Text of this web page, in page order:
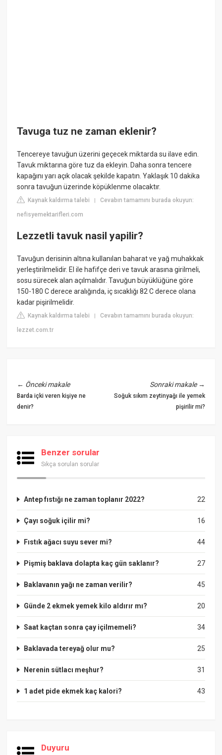
Tavuga tuz ne zaman eklenir?
Tencereye tavuğun üzerini geçecek miktarda su ilave edin.
Tavuk miktarına göre tuz da ekleyin. Daha sonra tencere
kapağını yarı açık olacak şekilde kapatın. Yaklaşık 10 dakika
sonra tavuğun üzerinde köpüklenme olacaktır.
Kaynak kaldırma talebi |Cevabın tamamını burada okuyun:
nefisyemektarifleri.com
Lezzetli tavuk nasil yapilir?
Tavuğun derisinin altına kullanılan baharat ve yağ muhakkak
yerleştirilmelidir. El ile hafifçe deri ve tavuk arasına girilmeli,
sosu sürecek alan açılmalıdır. Tavuğun büyüklüğüne göre
150-180 C derece aralığında, iç sıcaklığı 82 C derece olana
kadar pişirilmelidir.
Kaynak kaldırma talebi |Cevabın tamamını burada okuyun:
lezzet.com.tr
← Önceki makale
Barda içki veren kişiye ne
denir?
Sonraki makale→
Soğuk sıkım zeytinyağı ile yemek
pişirilir mi?
Benzer sorular
Sıkça sorulan sorular
22
Antep fıstığı ne zaman toplanır 2022?
16
Çayı soğuk içilir mi?
44
Fıstık ağacı suyu sever mi?
27
Pişmiş baklava dolapta kaç gün saklanır?
45
Baklavanın yağı ne zaman verilir?
20
Günde 2 ekmek yemek kilo aldırır mı?
34
Saat kaçtan sonra çay içilmemeli?
25
Baklavada tereyağ olur mu?
31
Nerenin sütlacı meşhur?
43
1 adet pide ekmek kaç kalori?
Duyuru